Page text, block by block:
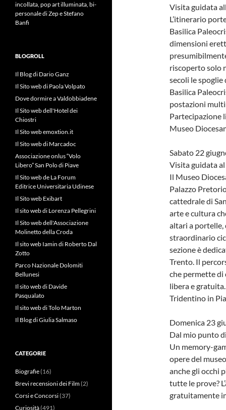
Visita guidata
L’itinerario
Basilica
dimensioni
riscoperto solo
secoli le
Basilica
postazioni
Partecipazione
Museo
Sabato 22
Visita guidata
Il Museo
Palazzo
cattedrale di
arte e cultura
altari a portelle,
straordinario
sezione è
Trento. Il
che permette di
libera e
Tridentino in
Domenica 23
Dal mio punto
Un memory-
opere del
anche gli occhi
tutte le prove?
gratuitamente
incollata, pop art illuminata, bi-
personale di Zep e Stefano
Banfi
BLOGROLL
Il Blog di Dario Ganz
Il Sito web di Paola Volpato
Dove dormire a Valdobbiadene
Il Sito web dell'Hotel dei
Chiostri
Il Sito web emoxtion.it
Il Sito web di Marcadoc
Associazione onlus “Volo
Libero” San Polo di Piave
Il Sito web de La Forum
Editrice Universitaria Udinese
Il Sito web Exibart
Il sito web di Lorenza Pellegrini
Il Sito web dell'Associazione
Molinetto della Croda
Il sito web Iamin di Roberto Dal
Zotto
Parco Nazionale Dolomiti
Bellunesi
Il sito web di Davide
Pasqualato
Il sito web di Tolo Marton
Il Blog di Giulia Salmaso
CATEGORIE
Biografie(16)
Brevi recensioni dei Film(2)
Corsi e Concorsi(37)
Curiosità(491)